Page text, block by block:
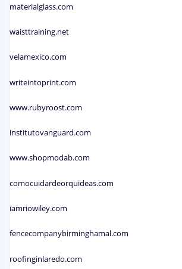
materialglass.com
waisttraining.net
velamexico.com
writeintoprint.com
www.rubyroost.com
institutovanguard.com
www.shopmodab.com
comocuidardeorquideas.com
iamriowiley.com
fencecompanybirminghamal.com
roofinginlaredo.com